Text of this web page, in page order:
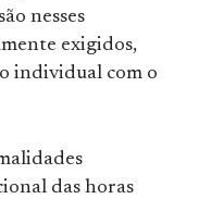
nesses
exigidos,
individual com o
das horas